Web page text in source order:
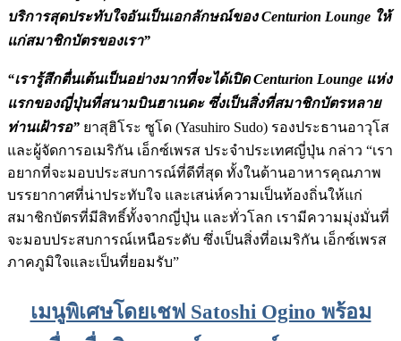
บริการสุดประทับใจอันเป็นเอกลักษณ์ของ Centurion Lounge ให้
แก่สมาชิกบัตรของเรา”
“เรารู้สึกตื่นเต้นเป็นอย่างมากที่จะได้เปิด Centurion Lounge แห่ง
แรกของญี่ปุ่นที่สนามบินฮาเนดะ ซึ่งเป็นสิ่งที่สมาชิกบัตรหลาย
ท่านเฝ้ารอ” ยาสุฮิโระ ซูโด (Yasuhiro Sudo) รองประธานอาวุโส
และผู้จัดการอเมริกัน เอ็กซ์เพรส ประจำประเทศญี่ปุ่น กล่าว “เรา
อยากที่จะมอบประสบการณ์ที่ดีที่สุด ทั้งในด้านอาหารคุณภาพ
บรรยากาศที่น่าประทับใจ และเสน่ห์ความเป็นท้องถิ่นให้แก่
สมาชิกบัตรที่มีสิทธิ์ทั้งจากญี่ปุ่น และทั่วโลก เรามีความมุ่งมั่นที่
จะมอบประสบการณ์เหนือระดับ ซึ่งเป็นสิ่งที่อเมริกัน เอ็กซ์เพรส
ภาคภูมิใจและเป็นที่ยอมรับ”
เมนูพิเศษโดยเชฟ Satoshi Ogino พร้อม